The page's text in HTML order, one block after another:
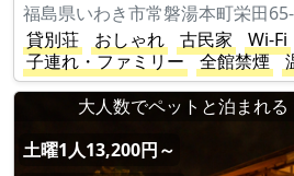
福島県いわき市常磐湯本町栄田
貸別荘
おしゃれ 古民家
Wi-Fi
子連れ・ファミリー
全館禁煙
大人数でペットと泊まれる
土曜1人13,200円～